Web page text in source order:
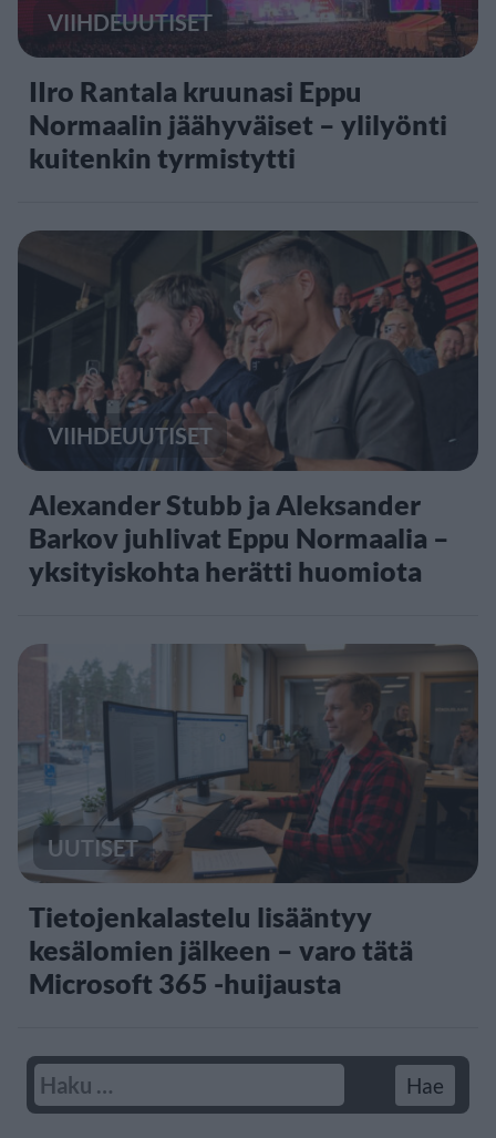
VIIHDEUUTISET
IIro Rantala kruunasi Eppu
Normaalin jäähyväiset – ylilyönti
kuitenkin tyrmistytti
VIIHDEUUTISET
Alexander Stubb ja Aleksander
Barkov juhlivat Eppu Normaalia –
yksityiskohta herätti huomiota
UUTISET
Tietojenkalastelu lisääntyy
kesälomien jälkeen – varo tätä
Microsoft 365 -huijausta